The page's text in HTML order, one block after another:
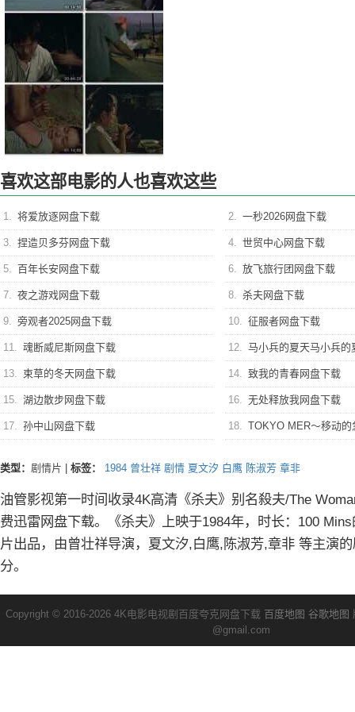
喜欢这部电影的人也喜欢这些
1. 将爱放逐网盘下载 2. 一秒2026网盘下载
3. 捏造贝多芬网盘下载 4. 世贸中心网盘下载
5. 百年长安网盘下载 6. 放飞旅行团网盘下载
7. 夜之游戏网盘下载 8. 杀夫网盘下载
9. 旁观者2025网盘下载 10. 征服者网盘下载
11. 魂断威尼斯网盘下载 12. 马小兵的夏天马小兵的
13. 束草的冬天网盘下载 14. 致我的青春网盘下载
15. 湖边散步网盘下载 16. 无处释放我网盘下载
17. 孙中山网盘下载 18. TOKYO MER～移动的急救室～
类型： 剧情片 标签： 1984 曾壮祥 剧情 夏文汐 白鹰 陈淑芳 章非
油管影视第一时间收录4K高清《杀夫》别名殺夫/The
费迅雷网盘下载。《杀夫》上映于1984年，时长：100
片出品，由曾壮祥导演，夏文汐,白鹰,陈淑芳,章非 等主演
分。
Copyright © 2016-2026 4K电影电视剧百度夸克网盘下载 百度地图 谷歌地图
@gmail.com